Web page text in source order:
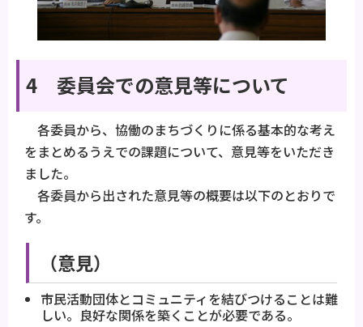
4 委員会での意見等について
各委員から、協働のまちづくりに係る基本的な考え
をまとめるうえでの課題について、意見等をいただき
ました。
各委員から出された意見等の概要は以下のとおりで
す。
（意見）
市民活動団体とコミュニティを結びつけることは難
しい。良好な関係を築くことが必要である。